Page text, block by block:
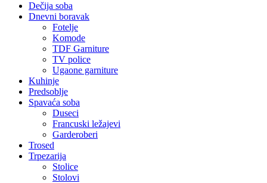
Dečija soba
Dnevni boravak
Fotelje
Komode
TDF Garniture
TV police
Ugaone garniture
Kuhinje
Predsoblje
Spavaća soba
Duseci
Francuski ležajevi
Garderoberi
Trosed
Trpezarija
Stolice
Stolovi